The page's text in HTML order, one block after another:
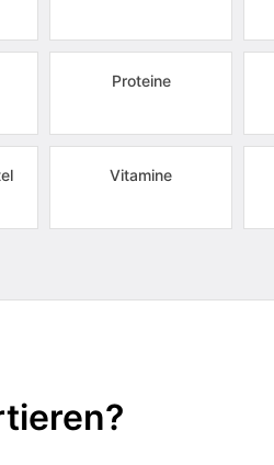
Proteine
Vitamine